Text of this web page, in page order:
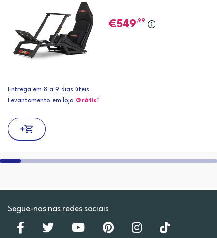
549,99
Entrega em 8 a 9 dias úteis
Levantamento em loja Grátis*
Segue-nos nas redes sociais